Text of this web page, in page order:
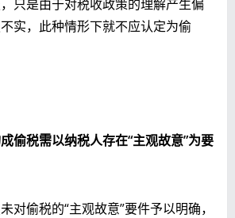
只是由于对税收政策的理解产生偏
实，此种情形下就不应认定为偷
偷税需以纳税人存在“主观故意”为要
对偷税的“主观故意”要件予以明确，